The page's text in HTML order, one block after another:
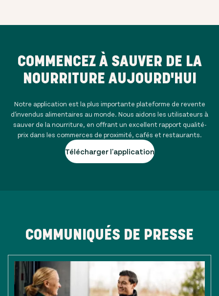
COMMENCEZ À SAUVER DE LA
NOURRITURE AUJOURD'HUI
Notre application est la plus importante plateforme de revente
d'invendus alimentaires au monde. Nous aidons les utilisateurs à
sauver de la nourriture, en offrant un excellent rapport qualité-
prix dans les commerces de proximité, cafés et restaurants.
Télécharger l'application
COMMUNIQUÉS DE PRESSE